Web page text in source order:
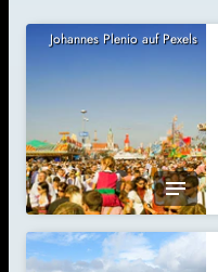
Johannes Plenio auf Pexels